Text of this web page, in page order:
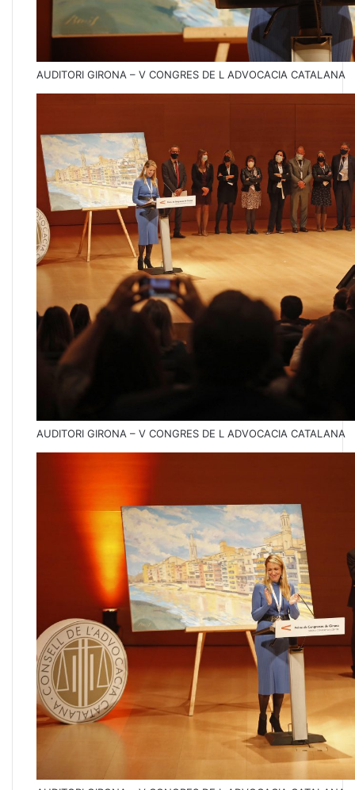
AUDITORI GIRONA – V CONGRES DE L ADVOCACIA CATALANA
AUDITORI GIRONA – V CONGRES DE L ADVOCACIA CATALANA